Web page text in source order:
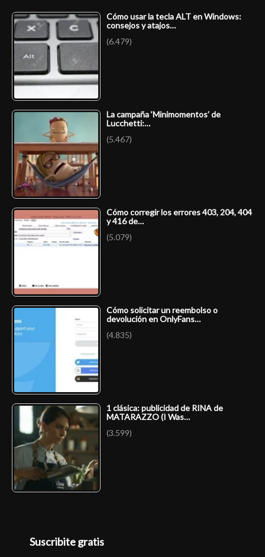
Cómo usar la tecla ALT en Windows:
consejos y atajos…
(6.479)
La campaña ‘Minimomentos’ de
Lucchetti:…
(5.467)
Cómo corregir los errores 403, 204, 404
y 416 de…
(5.079)
Cómo solicitar un reembolso o
devolución en OnlyFans…
(4.835)
1 clásica: publicidad de RINA de
MATARAZZO (I Was…
(3.599)
Suscribite gratis